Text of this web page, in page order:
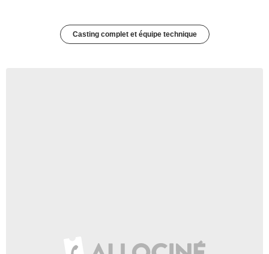
Casting complet et équipe technique